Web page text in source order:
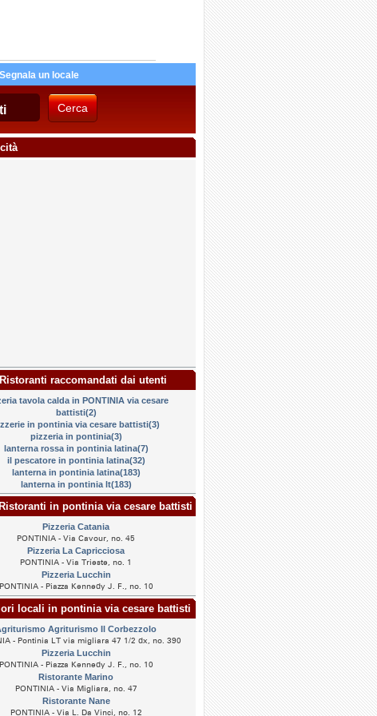
Segnala un locale
Ristoranti raccomandati dai utenti
tavola calda in PONTINIA via cesare
battisti(2)
in pontinia via cesare battisti(3)
pizzeria in pontinia(3)
lanterna rossa in pontinia latina(7)
il pescatore in pontinia latina(32)
lanterna in pontinia latina(183)
lanterna in pontinia lt(183)
in pontinia via cesare battisti
Pizzeria Catania
PONTINIA - Via Cavour, no. 45
Pizzeria La Capricciosa
PONTINIA - Via Trieste, no. 1
Pizzeria Lucchin
PONTINIA - Piazza Kennedy J. F., no. 10
locali in pontinia via cesare battisti
Agriturismo Il Corbezzolo
- Pontinia LT via migliara 47 1/2 dx, no. 390
Pizzeria Lucchin
PONTINIA - Piazza Kennedy J. F., no. 10
Ristorante Marino
PONTINIA - Via Migliara, no. 47
Ristorante Nane
PONTINIA - Via L. Da Vinci, no. 12